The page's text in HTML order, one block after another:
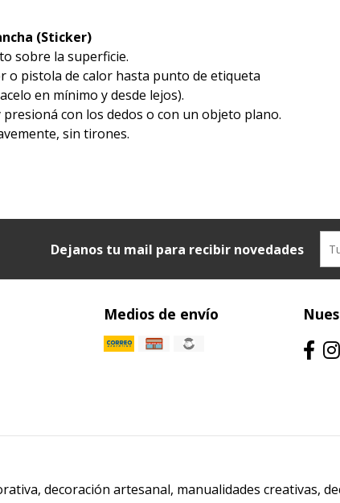
(Sticker)
sobre la superficie.
o pistola de calor hasta punto de etiqueta
en mínimo y desde lejos).
presioná con los dedos o con un objeto plano.
sin tirones.
Dejanos tu mail para recibir novedades
Medios de envío
decoración artesanal, manualidades creativas,